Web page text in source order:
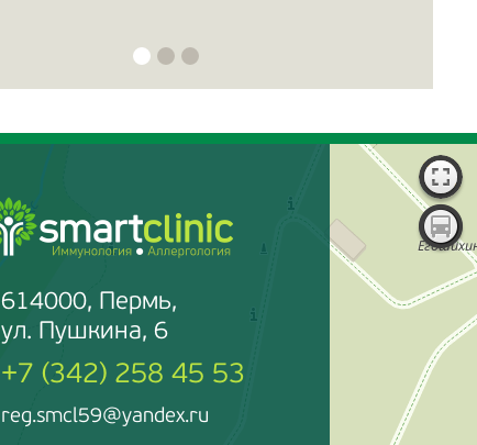
614000, Пермь,
ул. Пушкина, 6
+7 (342) 258 45 53
reg.smcl59@yandex.ru